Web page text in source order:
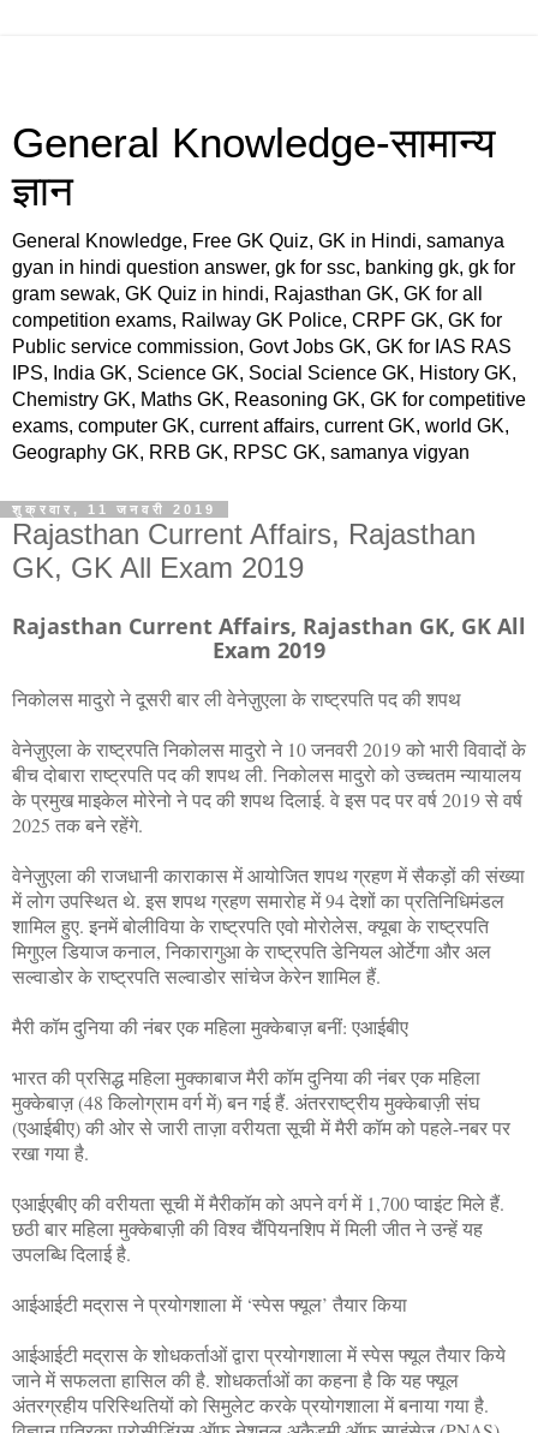
General Knowledge-सामान्य
ज्ञान
General Knowledge, Free GK Quiz, GK in Hindi, samanya
gyan in hindi question answer, gk for ssc, banking gk, gk for
gram sewak, GK Quiz in hindi, Rajasthan GK, GK for all
competition exams, Railway GK Police, CRPF GK, GK for
Public service commission, Govt Jobs GK, GK for IAS RAS
IPS, India GK, Science GK, Social Science GK, History GK,
Chemistry GK, Maths GK, Reasoning GK, GK for competitive
exams, computer GK, current affairs, current GK, world GK,
Geography GK, RRB GK, RPSC GK, samanya vigyan
शुक्रवार, 11 जनवरी 2019
Rajasthan Current Affairs, Rajasthan
GK, GK All Exam 2019
Rajasthan Current Affairs, Rajasthan GK, GK All
Exam 2019
निकोलस मादुरो ने दूसरी बार ली वेनेज़ुएला के राष्ट्रपति पद की शपथ
वेनेज़ुएला के राष्ट्रपति निकोलस मादुरो ने 10 जनवरी 2019 को भारी विवादों के
बीच दोबारा राष्ट्रपति पद की शपथ ली. निकोलस मादुरो को उच्चतम न्यायालय
के प्रमुख माइकेल मोरेनो ने पद की शपथ दिलाई. वे इस पद पर वर्ष 2019 से वर्ष
2025 तक बने रहेंगे.
वेनेज़ुएला की राजधानी काराकास में आयोजित शपथ ग्रहण में सैकड़ों की संख्या
में लोग उपस्थित थे. इस शपथ ग्रहण समारोह में 94 देशों का प्रतिनिधिमंडल
शामिल हुए. इनमें बोलीविया के राष्ट्रपति एवो मोरोलेस, क्यूबा के राष्ट्रपति
मिगुएल डियाज कनाल, निकारागुआ के राष्ट्रपति डेनियल ओर्टेगा और अल
सल्वाडोर के राष्ट्रपति सल्वाडोर सांचेज केरेन शामिल हैं.
मैरी कॉम दुनिया की नंबर एक महिला मुक्केबाज़ बनीं: एआईबीए
भारत की प्रसिद्ध महिला मुक्काबाज मैरी कॉम दुनिया की नंबर एक महिला
मुक्केबाज़ (48 किलोग्राम वर्ग में) बन गई हैं. अंतरराष्ट्रीय मुक्केबाज़ी संघ
(एआईबीए) की ओर से जारी ताज़ा वरीयता सूची में मैरी कॉम को पहले-नबर पर
रखा गया है.
एआईएबीए की वरीयता सूची में मैरीकॉम को अपने वर्ग में 1,700 प्वाइंट मिले हैं.
छठी बार महिला मुक्केबाज़ी की विश्व चैंपियनशिप में मिली जीत ने उन्हें यह
उपलब्धि दिलाई है.
आईआईटी मद्रास ने प्रयोगशाला में ‘स्पेस फ्यूल’ तैयार किया
आईआईटी मद्रास के शोधकर्ताओं द्वारा प्रयोगशाला में स्पेस फ्यूल तैयार किये
जाने में सफलता हासिल की है. शोधकर्ताओं का कहना है कि यह फ्यूल
अंतरग्रहीय परिस्थितियों को सिमुलेट करके प्रयोगशाला में बनाया गया है.